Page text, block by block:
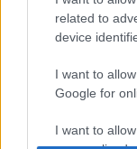
related to
device
I want to
Google for
I want to
BKV figyelő.hu• 2008.
miatt írok, ezek
Világvárost
munkaperceket